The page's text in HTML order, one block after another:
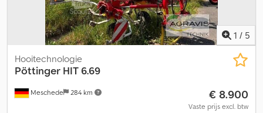
1 / 5
Meschede 284 km
Hooitechnologie
Pöttinger HIT 6.69
€ 8.900
Vaste prijs excl. btw